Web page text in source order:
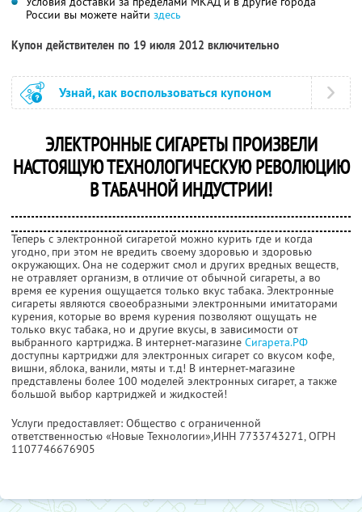
России вы можете найти здесь
Купон действителен по 19 июля 2012 включительно
Узнай, как воспользоваться купоном
ЭЛЕКТРОННЫЕ СИГАРЕТЫ ПРОИЗВЕЛИ
НАСТОЯЩУЮ ТЕХНОЛОГИЧЕСКУЮ РЕВОЛЮЦИЮ
В ТАБАЧНОЙ ИНДУСТРИИ!
Теперь с электронной сигаретой можно курить где и когда
угодно, при этом не вредить своему здоровью и здоровью
окружающих. Она не содержит смол и других вредных веществ,
не отравляет организм, в отличие от обычной сигареты, а во
время ее курения ощущается только вкус табака. Электронные
сигареты являются своеобразными электронными имитаторами
курения, которые во время курения позволяют ощущать не
только вкус табака, но и другие вкусы, в зависимости от
выбранного картриджа. В интернет-магазине Сигарета.РФ
доступны картриджи для электронных сигарет со вкусом кофе,
вишни, яблока, ванили, мяты и т.д! В интернет-магазине
представлены более 100 моделей электронных сигарет, а также
большой выбор картриджей и жидкостей!
Услуги предоставляет: Общество с ограниченной
ответственностью «Новые Технологии»,ИНН 7733743271, ОГРН
1107746676905